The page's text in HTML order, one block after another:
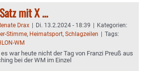
mit X …
Drax | Di. 13.2.2024 - 18:39 | Kategorien:
Stimme, Heimatsport, Schlagzeilen | Tags:
WM
es war heute nicht der Tag von Franzi Preuß aus
bei der WM im Einzel